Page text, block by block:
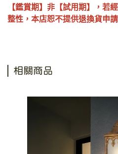
【鑑賞期】非【試用期】，若
整性，本店恕不提供退換貨申請
相關商品